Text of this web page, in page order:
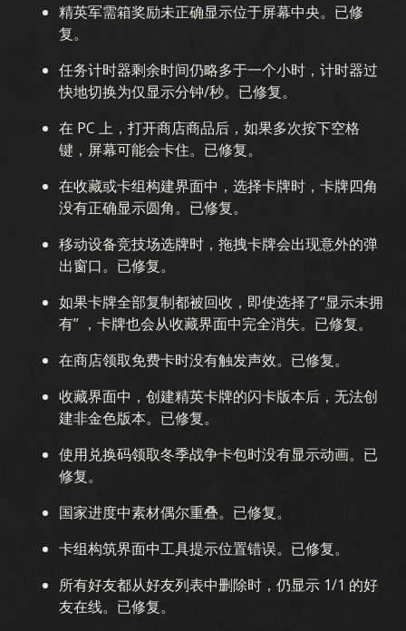
精英军需箱奖励未正确显示位于屏幕中央。已修
复。
任务计时器剩余时间仍略多于一个小时，计时器过
快地切换为仅显示分钟/秒。已修复。
在 PC 上，打开商店商品后，如果多次按下空格
键，屏幕可能会卡住。已修复。
在收藏或卡组构建界面中，选择卡牌时，卡牌四角
没有正确显示圆角。已修复。
移动设备竞技场选牌时，拖拽卡牌会出现意外的弹
出窗口。已修复。
如果卡牌全部复制都被回收，即使选择了“显示未拥
有” ，卡牌也会从收藏界面中完全消失。已修复。
在商店领取免费卡时没有触发声效。已修复。
收藏界面中，创建精英卡牌的闪卡版本后，无法创
建非金色版本。已修复。
使用兑换码领取冬季战争卡包时没有显示动画。已
修复。
国家进度中素材偶尔重叠。已修复。
卡组构筑界面中工具提示位置错误。已修复。
所有好友都从好友列表中删除时，仍显示 1/1 的好
友在线。已修复。